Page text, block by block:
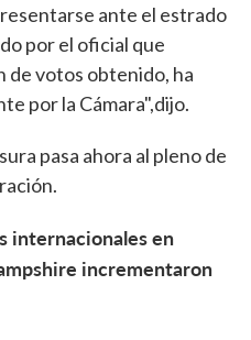
ante el estrado
por el oficial que
de votos obtenido, ha
por la Cámara",dijo.
pasa ahora al pleno de
internacionales en
incrementaron